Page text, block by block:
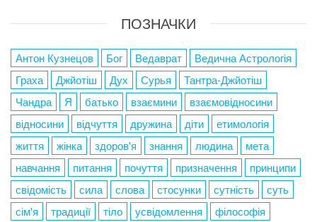
ПОЗНАЧКИ
Антон Кузнецов Бог Ведаврат
Ведична Астрологія
Граха
Джйотіш Дух Сурья
Тантра-Джйотіш
Чандра
Я батько взаємини
взаємовідносини
відносини
відчуття дружина діти
етимологія
життя
жінка здоров'я знання людина
мета
навчання
питання почуття призначення
принципи
свідомість
сила слова стосунки сутність
суть
сім'я
традиції тіло усвідомлення
філософія